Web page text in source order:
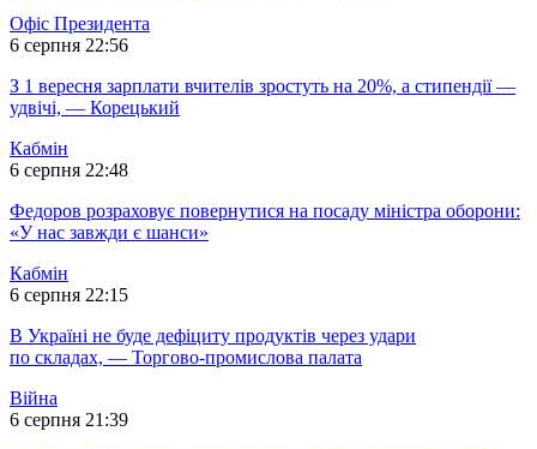
Офіс Президента
6 серпня 22:56
З 1 вересня зарплати вчителів зростуть на 20%, а стипендії —
удвічі, — Корецький
Кабмін
6 серпня 22:48
Федоров розраховує повернутися на посаду міністра оборони:
«У нас завжди є шанси»
Кабмін
6 серпня 22:15
В Україні не буде дефіциту продуктів через удари
по складах, — Торгово-промислова палата
Війна
6 серпня 21:39